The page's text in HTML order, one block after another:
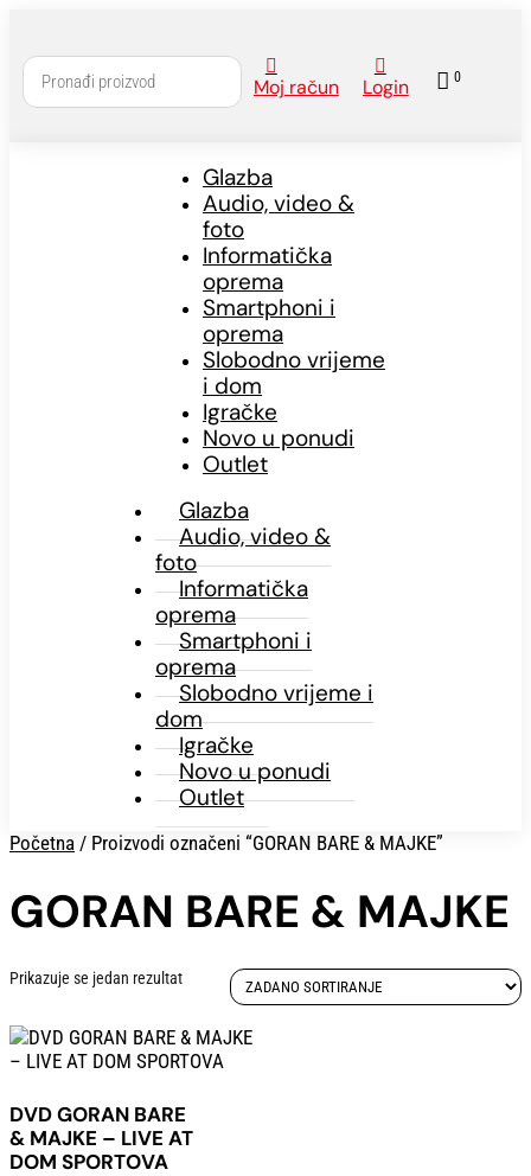

Moj račun

Login  0
Glazba
Audio, video &
foto
Informatička
oprema
Smartphoni i
oprema
Slobodno vrijeme
i dom
Igračke
Novo u ponudi
Outlet
Glazba
Audio, video &
foto
Informatička
oprema
Smartphoni i
oprema
Slobodno vrijeme i
dom
Igračke
Novo u ponudi
Outlet
Početna / Proizvodi označeni “GORAN BARE & MAJKE”
GORAN BARE & MAJKE
Prikazuje se jedan rezultat
DVD GORAN BARE
& MAJKE – LIVE AT
DOM SPORTOVA